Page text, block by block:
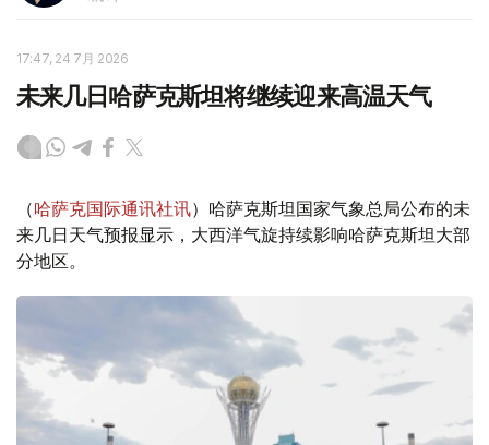
17:47, 24 7月 2026
未来几日哈萨克斯坦将继续迎来高温天气
（哈萨克国际通讯社讯）哈萨克斯坦国家气象总局公布的未
来几日天气预报显示，大西洋气旋持续影响哈萨克斯坦大部
分地区。